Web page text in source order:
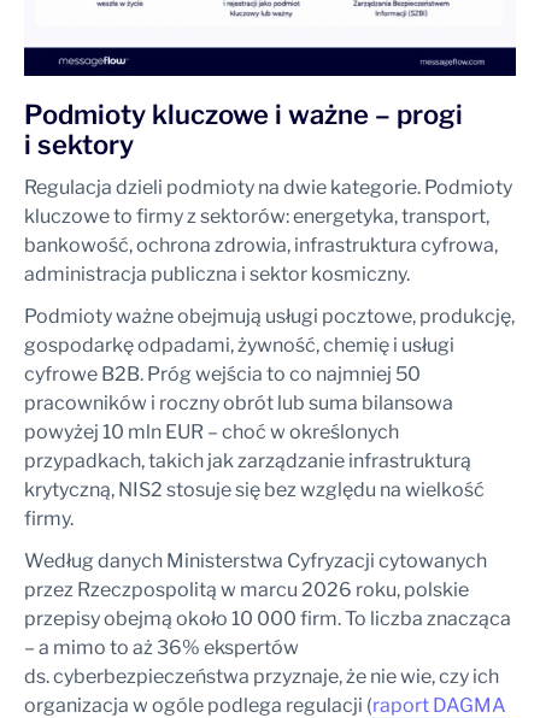
Podmioty kluczowe i ważne – progi
i sektory
Regulacja dzieli podmioty na dwie kategorie. Podmioty
kluczowe to firmy z sektorów: energetyka, transport,
bankowość, ochrona zdrowia, infrastruktura cyfrowa,
administracja publiczna i sektor kosmiczny.
Podmioty ważne obejmują usługi pocztowe, produkcję,
gospodarkę odpadami, żywność, chemię i usługi
cyfrowe B2B. Próg wejścia to co najmniej 50
pracowników i roczny obrót lub suma bilansowa
powyżej 10 mln EUR – choć w określonych
przypadkach, takich jak zarządzanie infrastrukturą
krytyczną, NIS2 stosuje się bez względu na wielkość
firmy.
Według danych Ministerstwa Cyfryzacji cytowanych
przez Rzeczpospolitą w marcu 2026 roku, polskie
przepisy obejmą około 10 000 firm. To liczba znacząca
– a mimo to aż 36% ekspertów
ds. cyberbezpieczeństwa przyznaje, że nie wie, czy ich
organizacja w ogóle podlega regulacji (raport DAGMA